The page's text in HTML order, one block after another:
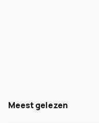
Meest gelezen